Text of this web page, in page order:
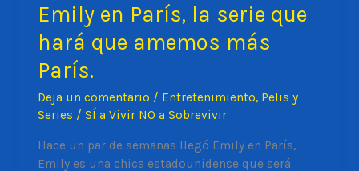
Emily en París, la serie que
hará que amemos más
París.
Deja un comentario / Entretenimiento, Pelis y
Series /SÍ a Vivir NO a Sobrevivir
Hace un par de semanas llegó Emily en París,
Emily es una chica estadounidense que será